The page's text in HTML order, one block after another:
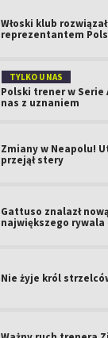
Włoski klub
reprezentantem
TYLKO U NAS
Polski trener w Serie
nas z uznaniem
Zmiany w Neapolu!
przejął stery
Gattuso znalazł
największego rywala
Nie żyje król